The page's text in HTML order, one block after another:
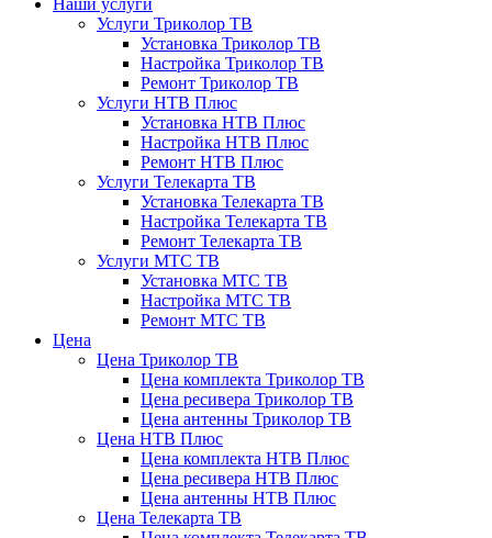
Наши услуги
Услуги Триколор ТВ
Установка Триколор ТВ
Настройка Триколор ТВ
Ремонт Триколор ТВ
Услуги НТВ Плюс
Установка НТВ Плюс
Настройка НТВ Плюс
Ремонт НТВ Плюс
Услуги Телекарта ТВ
Установка Телекарта ТВ
Настройка Телекарта ТВ
Ремонт Телекарта ТВ
Услуги МТС ТВ
Установка МТС ТВ
Настройка МТС ТВ
Ремонт МТС ТВ
Цена
Цена Триколор ТВ
Цена комплекта Триколор ТВ
Цена ресивера Триколор ТВ
Цена антенны Триколор ТВ
Цена НТВ Плюс
Цена комплекта НТВ Плюс
Цена ресивера НТВ Плюс
Цена антенны НТВ Плюс
Цена Телекарта ТВ